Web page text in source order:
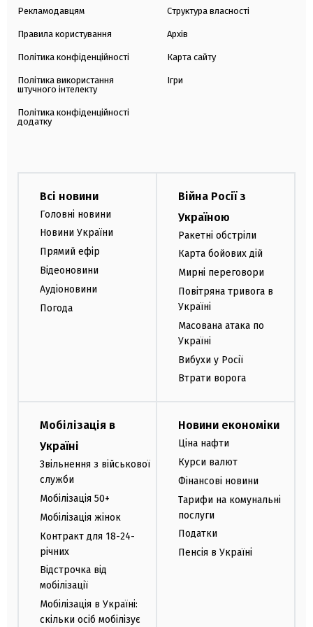
Рекламодавцям
Правила користування
Політика конфіденційності
Політика використання
штучного інтелекту
Політика конфіденційності
додатку
Структура власності
Архів
Карта сайту
Ігри
Всі новини
Головні новини
Новини України
Прямий ефір
Відеоновини
Аудіоновини
Погода
Війна Росії з
Україною
Ракетні обстріли
Карта бойових дій
Мирні переговори
Повітряна тривога в
Україні
Масована атака по
Україні
Вибухи у Росії
Втрати ворога
Мобілізація в
Україні
Звільнення з військової
служби
Мобілізація 50+
Мобілізація жінок
Контракт для 18-24-
річних
Відстрочка від
мобілізації
Мобілізація в Україні:
скільки осіб мобілізує
Новини економіки
Ціна нафти
Курси валют
Фінансові новини
Тарифи на комунальні
послуги
Податки
Пенсія в Україні